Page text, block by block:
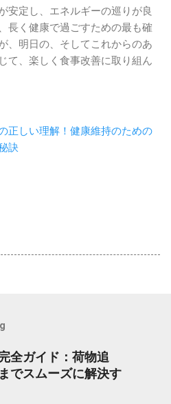
安定し、エネルギーの巡りが良
長く健康で過ごすための最も確
、明日の、そしてこれからのあ
て、楽しく食事改善に取り組ん
正しい理解！健康維持のための
訣
全ガイド：荷物追
でスムーズに解決す